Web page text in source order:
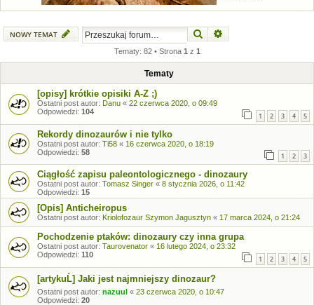
NOWY TEMAT Szukaj
Tematy: 82 • Strona 1 z 1
Tematy
[opisy] krótkie opisiki A-Z ;)
Ostatni post autor: Danu « 22 czerwca 2020, o 09:49
Odpowiedzi: 104 1 2 3 4 5
Rekordy dinozaurów i nie tylko
Ostatni post autor: Ti58 « 16 czerwca 2020, o 18:19
Odpowiedzi: 58 1 2 3
Ciągłość zapisu paleontologicznego - dinozaury
Ostatni post autor: Tomasz Singer « 8 stycznia 2026, o 11:42
Odpowiedzi: 15
[Opis] Anticheiropus
Ostatni post autor: Kriolofozaur Szymon Jagusztyn « 17 marca 2024, o 21:24
Pochodzenie ptaków: dinozaury czy inna grupa
Ostatni post autor: Taurovenator « 16 lutego 2024, o 23:32
Odpowiedzi: 110 1 2 3 4 5
[artykuĹ] Jaki jest najmniejszy dinozaur?
Ostatni post autor: nazuul « 23 czerwca 2020, o 10:47
Odpowiedzi: 20